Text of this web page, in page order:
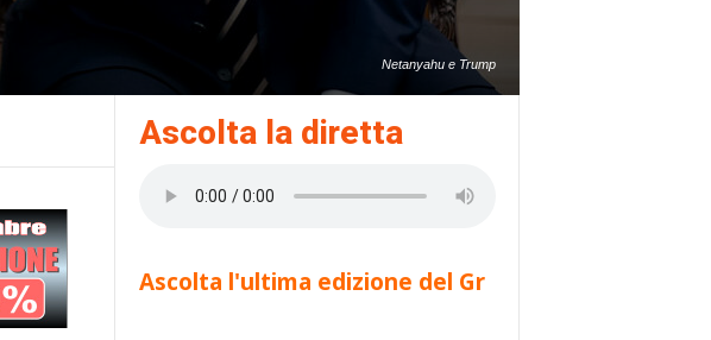
Netanyahu e Trump
Ascolta la diretta
Ascolta l'ultima edizione del Gr